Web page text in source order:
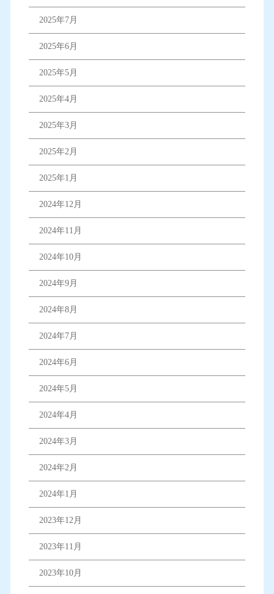
2025年7月
2025年6月
2025年5月
2025年4月
2025年3月
2025年2月
2025年1月
2024年12月
2024年11月
2024年10月
2024年9月
2024年8月
2024年7月
2024年6月
2024年5月
2024年4月
2024年3月
2024年2月
2024年1月
2023年12月
2023年11月
2023年10月